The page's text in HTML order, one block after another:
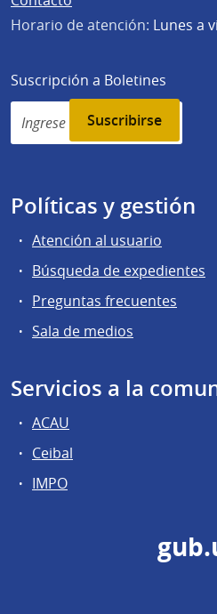
Horario de atención: Lunes a
Suscripción a Boletines
Simplenews
subscription
Políticas y gestión
Atención al usuario
Búsqueda de expedientes
Preguntas frecuentes
Sala de medios
Servicios a la
ACAU
Ceibal
IMPO